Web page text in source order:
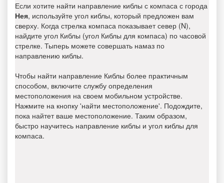
Если хотите найти направление киблы с компаса с города
Нея, используйте угол киблы, который предложен вам
сверху. Когда стрелка компаса показывает север (N),
найдите угол Киблы (угол Киблы для компаса) по часовой
стрелке. Тыперь можете совершать намаз по
направлению киблы.
Чтобы найти направление Киблы более практичным
способом, включите службу определения
местоположения на своем мобильном устройстве.
Нажмите на кнопку 'найти местоположение'. Подождите,
пока найтет ваше местоположение. Таким образом,
быстро научитесь направление киблы и угол киблы для
компаса.